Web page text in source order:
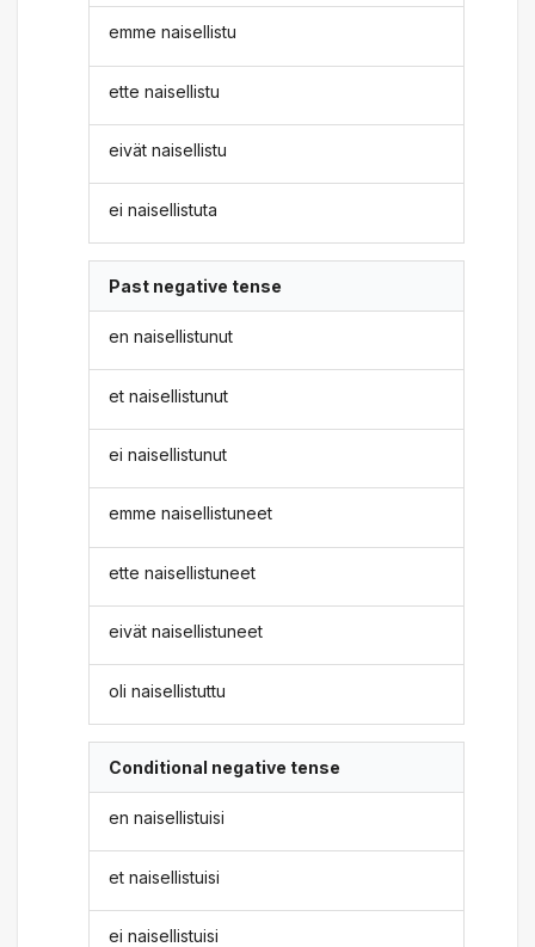
emme naisellistu
ette naisellistu
eivät naisellistu
ei naisellistuta
Past negative tense
en naisellistunut
et naisellistunut
ei naisellistunut
emme naisellistuneet
ette naisellistuneet
eivät naisellistuneet
oli naisellistuttu
Conditional negative tense
en naisellistuisi
et naisellistuisi
ei naisellistuisi